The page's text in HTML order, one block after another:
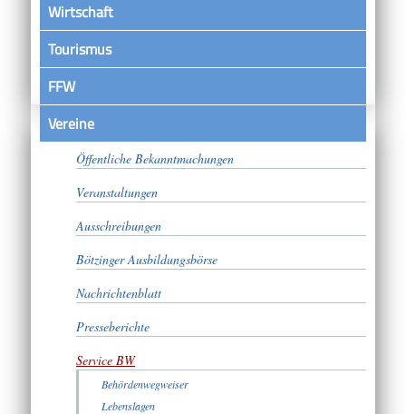
Wirtschaft
Tourismus
FFW
VereineSatzungen
Öffentliche Bekanntmachungen
Veranstaltungen
Ausschreibungen
Bötzinger Ausbildungsbörse
Nachrichtenblatt
Presseberichte
Service BW
Behördenwegweiser
Lebenslagen